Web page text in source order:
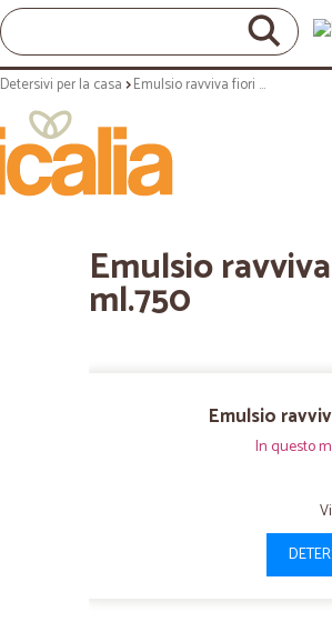
Detersivi per la casa Emulsio ravviva fiori di cotone - ml.750
Emulsio
ml.750
Emulsio
In questo